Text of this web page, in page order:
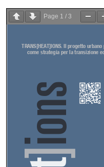
Page 1 / 3